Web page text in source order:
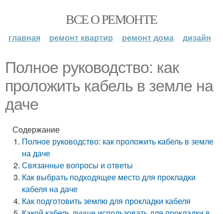
ВСЕ О РЕМОНТЕ
главная ремонт квартир ремонт дома дизайн
Полное руководство: как
проложить кабель в земле на
даче
Содержание
Полное руководство: как проложить кабель в земле
на даче
Связанные вопросы и ответы
Как выбрать подходящее место для прокладки
кабеля на даче
Как подготовить землю для прокладки кабеля